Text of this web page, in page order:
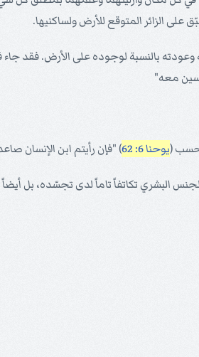
الزائر المتوقع للأرض ولساكنيها.
بالنسبة لوجوده على الأرض. فقد
معه"
حسب (يوحنا 6: 62 ) "فإن رأيتم ابن الإنسان
البشري تكاتفاً تاماً لدى تجسّده، بل